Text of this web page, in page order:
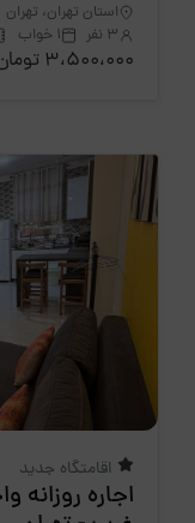
استان تهران، تهران
3 نفر
1 خواب
3،500،000 تومان
اقامتگاه جدید
اجاره